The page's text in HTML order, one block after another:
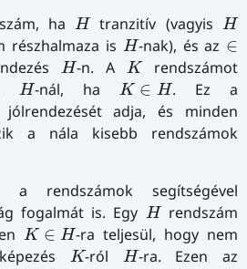
haH
H tranzitív (vagyis H
H
részhalmaza is H
H-nak), és az ∈
∈
H
H-n. AK
K rendszámot
H
H-nál, haK ∈ H
K∈H
. Ez a
jólrendezését adja, és minden
a nála kisebb rendszámok
a rendszámok segítségével
fogalmát is. Egy H
Hrendszám
K ∈ H
K∈H
-ra teljesül, hogy nem
K
K -ról H
H-ra. Ezen az